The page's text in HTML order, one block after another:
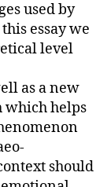
used by
essay we
level
as a new
which helps
should